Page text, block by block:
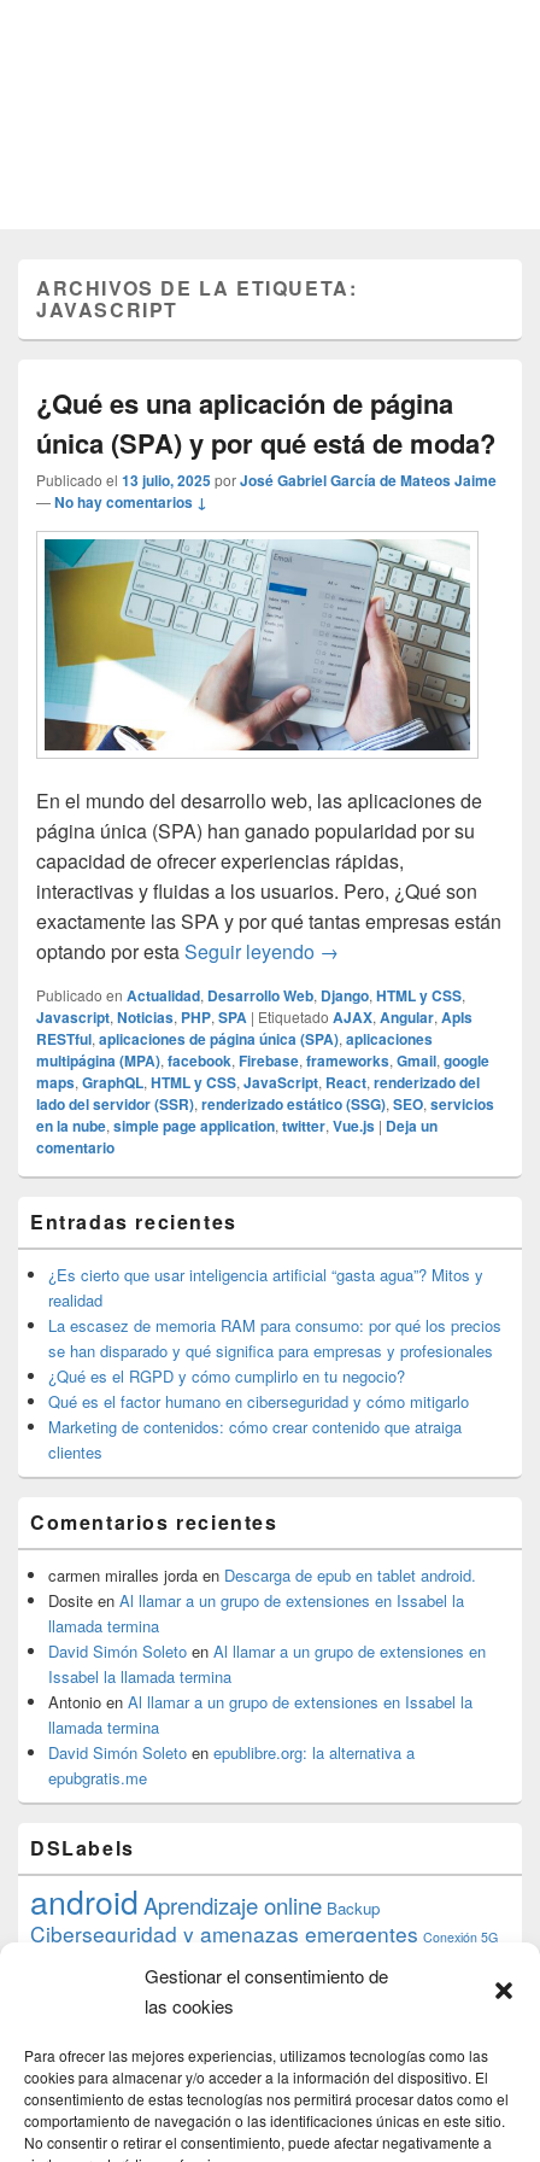
Gestionar el consentimiento de
las cookies
Para ofrecer las mejores experiencias, utilizamos tecnologías como las
cookies para almacenar y/o acceder a la información del dispositivo. El
consentimiento de estas tecnologías nos permitirá procesar datos como el
comportamiento de navegación o las identificaciones únicas en este sitio.
No consentir o retirar el consentimiento, puede afectar negativamente a
ARCHIVOS DE LA ETIQUETA:
JAVASCRIPT
¿Qué es una aplicación de página
única (SPA) y por qué está de moda?
Publicado el 13 julio, 2025porJosé Gabriel García de Mateos Jaime
—No hay comentarios ↓
En el mundo del desarrollo web, las aplicaciones de
página única (SPA) han ganado popularidad por su
capacidad de ofrecer experiencias rápidas,
interactivas y fluidas a los usuarios. Pero, ¿Qué son
exactamente las SPA y por qué tantas empresas están
optando por estaSeguir leyendo ¿Qué es una aplicación
→
Publicado en Actualidad, Desarrollo Web, Django, HTML y CSS,
Javascript, Noticias, PHP, SPA | Etiquetado AJAX, Angular, ApIs
RESTful, aplicaciones de página única (SPA), aplicaciones
multipágina (MPA), facebook, Firebase, frameworks, Gmail, google
maps, GraphQL, HTML y CSS, JavaScript, React, renderizado del
lado del servidor (SSR), renderizado estático (SSG), SEO, servicios
en la nube, simple page application, twitter, Vue.js | Deja un
comentario
área
de
widget
barra
lateral
primaria
Entradas recientes
¿Es cierto que usar inteligencia artificial “gasta agua”? Mitos y
realidad
La escasez de memoria RAM para consumo: por qué los precios
se han disparado y qué significa para empresas y profesionales
¿Qué es el RGPD y cómo cumplirlo en tu negocio?
Qué es el factor humano en ciberseguridad y cómo mitigarlo
Marketing de contenidos: cómo crear contenido que atraiga
clientes
Comentarios recientes
carmen miralles jorda en Descarga de epub en tablet android.
Dosite en Al llamar a un grupo de extensiones en Issabel la
llamada termina
David Simón Soleto en Al llamar a un grupo de extensiones en
Issabel la llamada termina
Antonio en Al llamar a un grupo de extensiones en Issabel la
llamada termina
David Simón Soleto en epublibre.org: la alternativa a
epubgratis.me
DSLabels
androidAprendizaje online Backup
Ciberseguridad y amenazas emergentes Conexión 5G
datos debian desarrollo web
Formación Google
iphone
proyecto PS4 python Raspberryraspberrypi
raspbian review Servidor Web Sostenibilidad
tecnológicaTecnología torrent